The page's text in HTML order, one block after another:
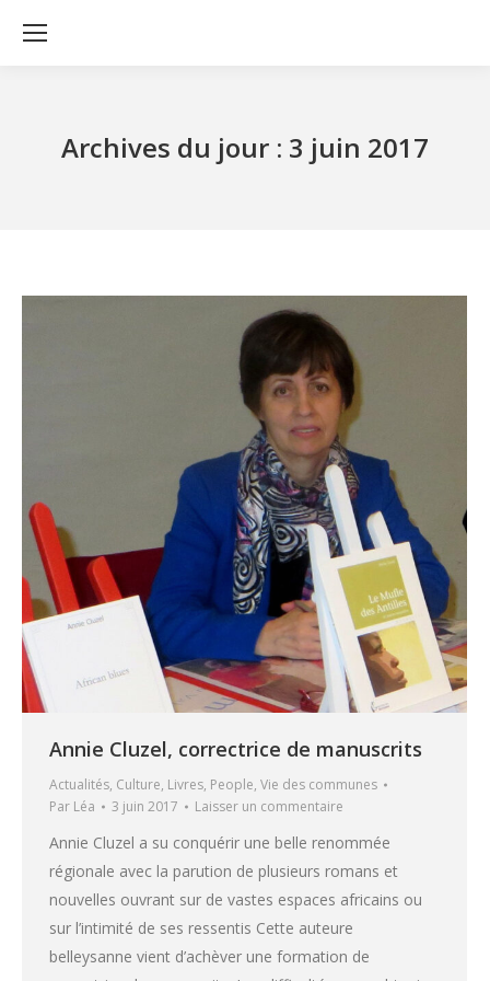
Archives du jour : 3 juin 2017
Annie Cluzel, correctrice de manuscrits
Actualités, Culture, Livres, People, Vie des communes
Par Léa 3 juin 2017 Laisser un commentaire
Annie Cluzel a su conquérir une belle renommée
régionale avec la parution de plusieurs romans et
nouvelles ouvrant sur de vastes espaces africains ou
sur l’intimité de ses ressentis Cette auteure
belleysanne vient d’achèver une formation de